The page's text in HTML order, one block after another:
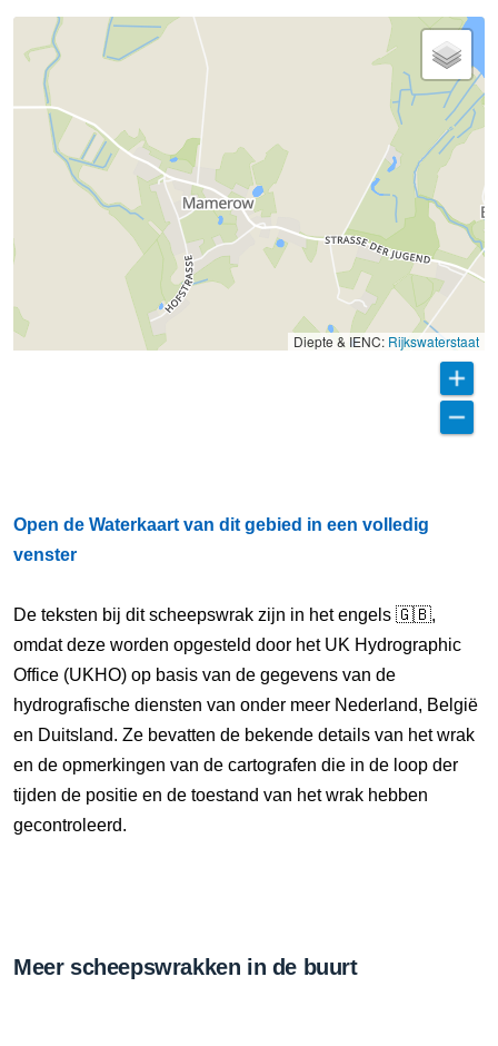
Diepte & IENC: Rijkswaterstaat
Open de Waterkaart van dit gebied in een volledig
venster
De teksten bij dit scheepswrak zijn in het engels 🇬🇧,
omdat deze worden opgesteld door het UK Hydrographic
Office (UKHO) op basis van de gegevens van de
hydrografische diensten van onder meer Nederland, België
en Duitsland. Ze bevatten de bekende details van het wrak
en de opmerkingen van de cartografen die in de loop der
tijden de positie en de toestand van het wrak hebben
gecontroleerd.
Meer scheepswrakken in de buurt